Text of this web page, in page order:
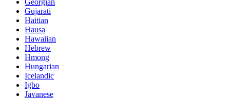
Georgian
Gujarati
Haitian
Hausa
Hawaiian
Hebrew
Hmong
Hungarian
Icelandic
Igbo
Javanese